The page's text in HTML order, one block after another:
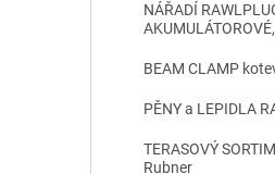
NÁŘADÍ
BEAM CLAMP
PĚNY a LEPIDLA
TERASOVÝ
Rubner